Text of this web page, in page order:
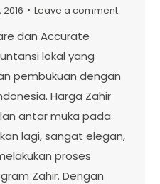
Leave a comment
dan Accurate
lokal yang
pembukuan dengan
Harga Zahir
antar muka pada
lagi, sangat elegan,
proses
Zahir. Dengan